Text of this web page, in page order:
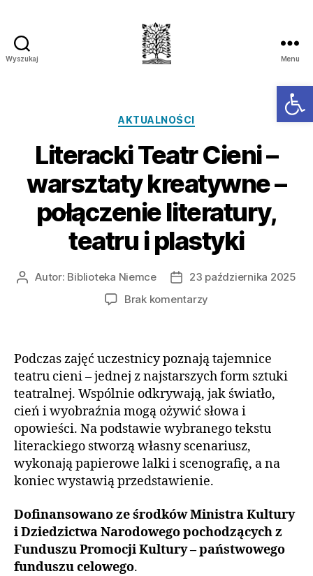
Wyszukaj Menu
AKTUALNOŚCI
Literacki Teatr Cieni –
warsztaty kreatywne –
połączenie literatury,
teatru i plastyki
Autor: Biblioteka Niemce
23 października 2025
Brak komentarzy
Podczas zajęć uczestnicy poznają tajemnice
teatru cieni – jednej z najstarszych form sztuki
teatralnej. Wspólnie odkrywają, jak światło,
cień i wyobraźnia mogą ożywić słowa i
opowieści. Na podstawie wybranego tekstu
literackiego stworzą własny scenariusz,
wykonają papierowe lalki i scenografię, a na
koniec wystawią przedstawienie.
Dofinansowano ze środków Ministra Kultury
i Dziedzictwa Narodowego pochodzących z
Funduszu Promocji Kultury – państwowego
funduszu celowego.